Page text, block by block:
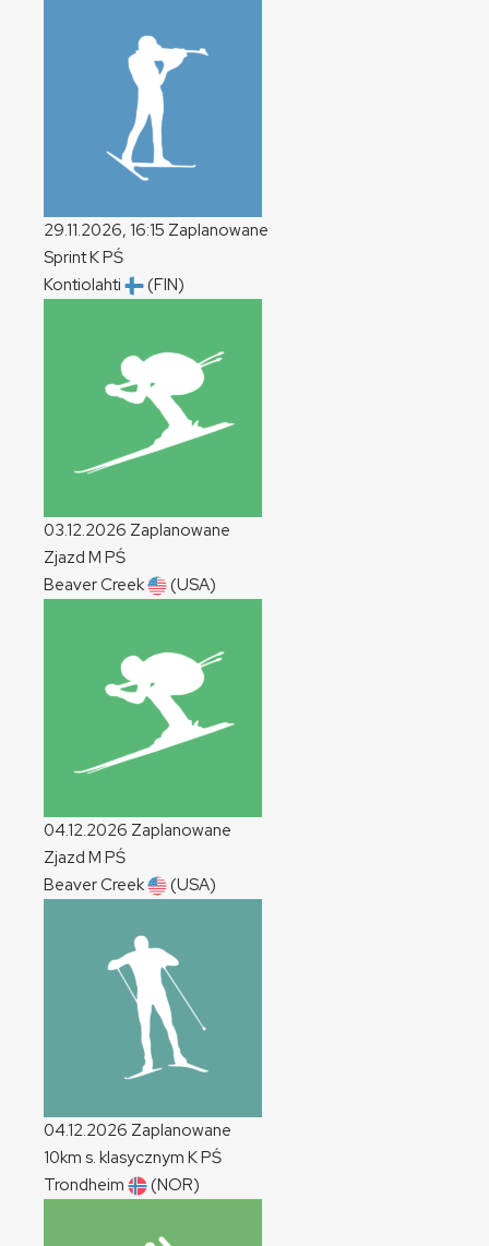
29.11.2026, 16:15 Zaplanowane
SprintKPŚ
Kontiolahti
(FIN)
03.12.2026 Zaplanowane
Zjazd M PŚ
Beaver Creek
(USA)
04.12.2026 Zaplanowane
Zjazd M PŚ
Beaver Creek
(USA)
04.12.2026 Zaplanowane
10km s. klasycznym KPŚ
Trondheim
(NOR)